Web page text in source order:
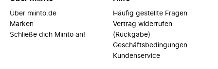
Über miinto.de
Marken
Schließe dich Miinto an!
Häufig gestellte Fragen
Vertrag widerrufen
(Rückgabe)
Geschäftsbedingungen
Kundenservice